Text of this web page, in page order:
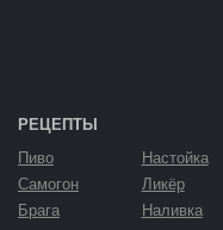
РЕЦЕПТЫ
Пиво
Самогон
Брага
Настойка
Ликёр
Наливка